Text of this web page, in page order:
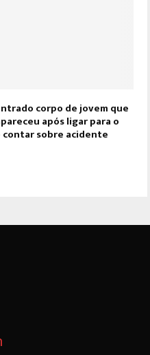
corpo de jovem que
após ligar para o
contar sobre acidente